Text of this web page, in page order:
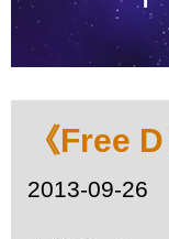
《Free
2013-09-26